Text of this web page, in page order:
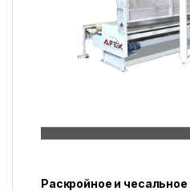
Раскройное и